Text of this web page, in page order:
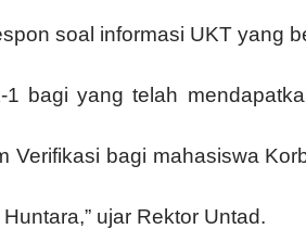
soal informasi UKT yang
bagi yang telah
Verifikasi bagi mahasiswa
ujar Rektor Untad.